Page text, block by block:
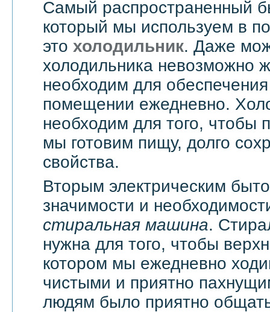
Самый распространенный
который мы используем в
это холодильник. Даже
холодильника невозможно
необходим для
помещении ежедневно.
необходим для того, чтобы
мы готовим пищу, долго
свойства.
Вторым электрическим
значимости и
стиральная машина.
нужна для того, чтобы
котором мы ежедневно
чистыми и приятно
людям было приятно